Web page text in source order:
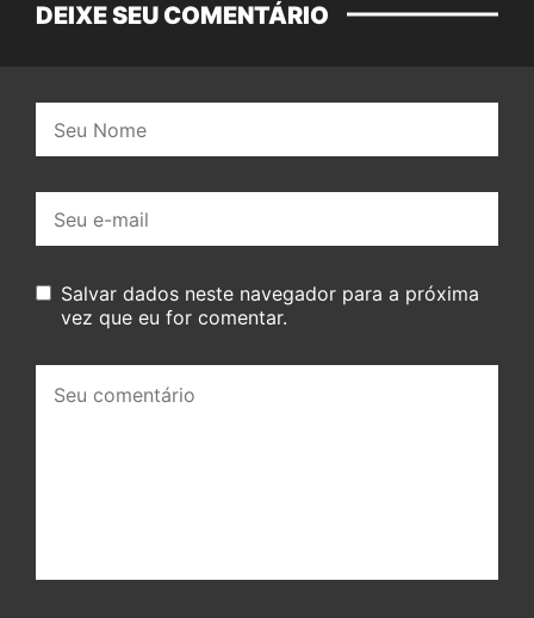
DEIXE SEU COMENTÁRIO
mail:
Salvar dados neste navegador para a próxima
vez que eu for comentar.
comentário: